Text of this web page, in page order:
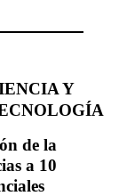
Y
de la
a 10